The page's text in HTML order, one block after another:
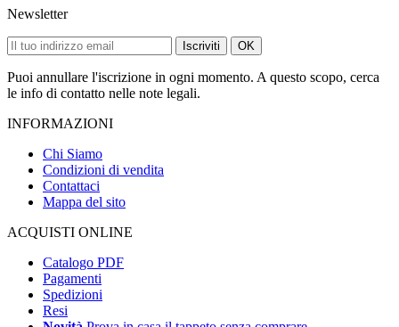
Newsletter
Iscriviti OK
Puoi annullare l'iscrizione in ogni momento. A questo scopo, cerca
le info di contatto nelle note legali.
INFORMAZIONI
Chi Siamo
Condizioni di vendita
Contattaci
Mappa del sito
ACQUISTI ONLINE
Catalogo PDF
Pagamenti
Spedizioni
Resi